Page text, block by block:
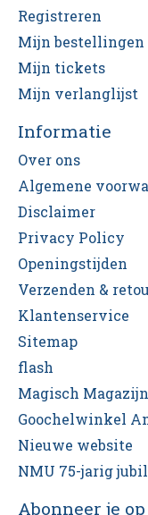
Registreren
Mijn bestellingen
Mijn tickets
Mijn verlanglijst
Informatie
Over ons
Algemene
Disclaimer
Privacy Policy
Openingstijden
Verzenden &
Klantenservice
Sitemap
flash
Magisch Magazijn
Goochelwinkel
Nieuwe website
NMU 75-jarig
Abonneer je